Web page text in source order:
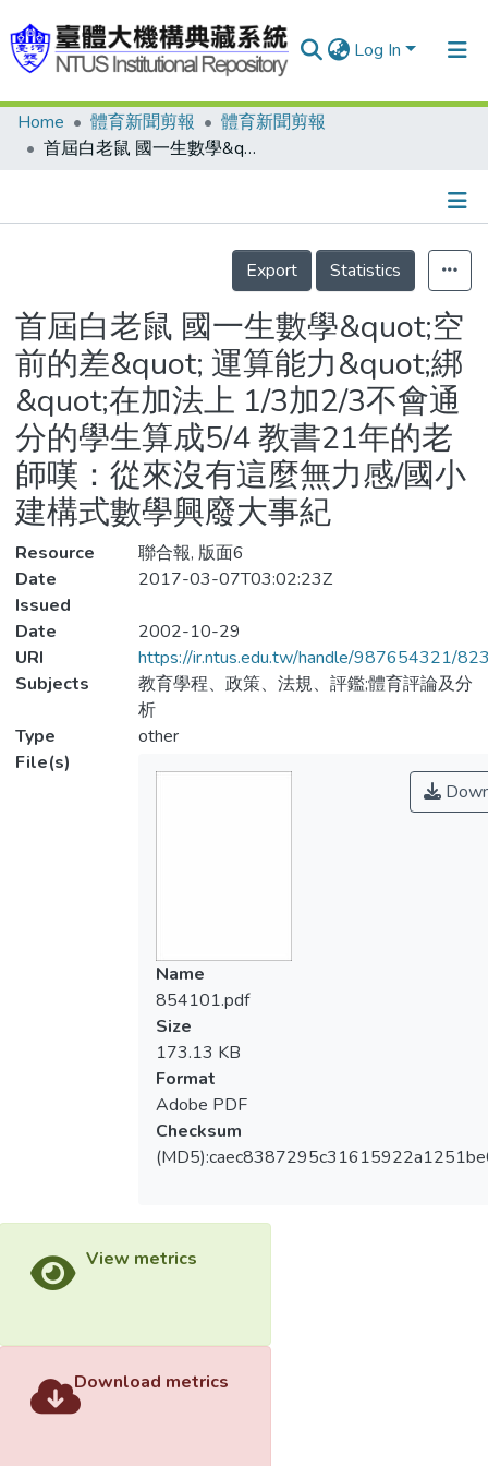
Log In
Communities & Collections
Statistics
Home 體育新聞剪報
體育新聞剪報
首屆白老鼠 國一生數學&quot;空前的差&quot; 運算能力&quot;綁&quot;在加法上 1/3加2/3不會通分的學生算成5/4 教書21年的老師嘆：從來沒有這麼無力感/國小建構式數學興廢大事紀
Details
Export
Statistics
首屆白老鼠 國一生數學&quot;空
前的差&quot; 運算能力&quot;綁
&quot;在加法上 1/3加2/3不會通
分的學生算成5/4 教書21年的老
師嘆：從來沒有這麼無力感/國小
建構式數學興廢大事紀
Resource
聯合報, 版面6
Date
Issued
2017-03-07T03:02:23Z
Date
2002-10-29
URI
https://ir.ntus.edu.tw/handle/987654321/
Subjects
教育學程、政策、法規、評鑑;體育評論及分
析
Type
other
File(s)
Name
854101.pdf
Size
173.13 KB
Format
Adobe PDF
Checksum
View metrics
Download metrics